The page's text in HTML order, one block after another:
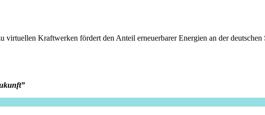
virtuellen Kraftwerken fördert den Anteil erneuerbarer Energien an der